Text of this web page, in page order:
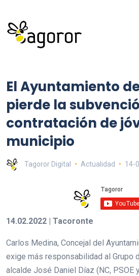
El Ayuntamiento
pierde la
contratación de
municipio
Tagoror Digital Actualidad 14-
14.02.2022 | Tacoronte
Carlos Medina, Concejal del
exige más responsabilidad al Grupo
alcalde José Daniel Díaz (NC, PSOE